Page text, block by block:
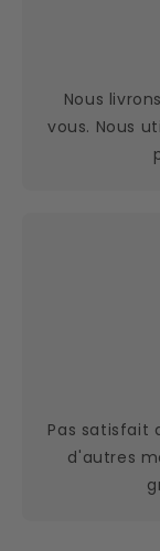
Nous
vous. Nous
Pas satisfait
d'autres